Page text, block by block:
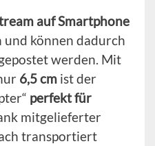
auf Smartphone
und können dadurch
werden. Mit
6,5 cm ist der
perfekt für
mitgelieferter
transportiert